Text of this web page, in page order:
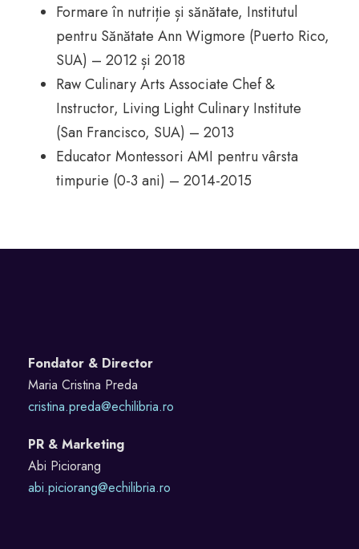
Formare în nutriție și sănătate, Institutul
pentru Sănătate Ann Wigmore (Puerto Rico,
SUA) – 2012 și 2018
Raw Culinary Arts Associate Chef &
Instructor, Living Light Culinary Institute
(San Francisco, SUA) – 2013
Educator Montessori AMI pentru vârsta
timpurie (0-3 ani) – 2014-2015
Fondator & Director
Maria Cristina Preda
cristina.preda@echilibria.ro
PR & Marketing
Abi Piciorang
abi.piciorang@echilibria.ro